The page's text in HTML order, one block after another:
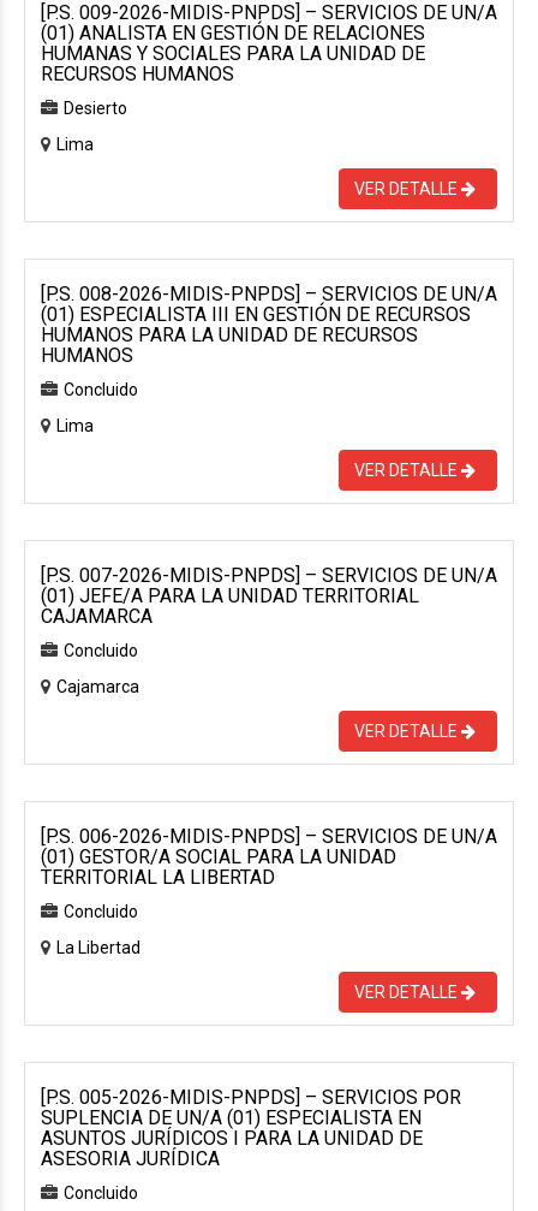
[P.S. 009-2026-MIDIS-PNPDS] – SERVICIOS DE UN/A
(01) ANALISTA EN GESTIÓN DE RELACIONES
HUMANAS Y SOCIALES PARA LA UNIDAD DE
RECURSOS HUMANOS
Desierto
Lima
VER DETALLE
[P.S. 008-2026-MIDIS-PNPDS] – SERVICIOS DE UN/A
(01) ESPECIALISTA III EN GESTIÓN DE RECURSOS
HUMANOS PARA LA UNIDAD DE RECURSOS
HUMANOS
Concluido
Lima
VER DETALLE
[P.S. 007-2026-MIDIS-PNPDS] – SERVICIOS DE UN/A
(01) JEFE/A PARA LA UNIDAD TERRITORIAL
CAJAMARCA
Concluido
Cajamarca
VER DETALLE
[P.S. 006-2026-MIDIS-PNPDS] – SERVICIOS DE UN/A
(01) GESTOR/A SOCIAL PARA LA UNIDAD
TERRITORIAL LA LIBERTAD
Concluido
La Libertad
VER DETALLE
[P.S. 005-2026-MIDIS-PNPDS] – SERVICIOS POR
SUPLENCIA DE UN/A (01) ESPECIALISTA EN
ASUNTOS JURÍDICOS I PARA LA UNIDAD DE
ASESORIA JURÍDICA
Concluido